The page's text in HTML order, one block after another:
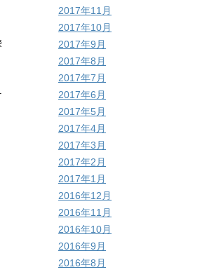
2017年11月
2017年10月
2017年9月
2017年8月
2017年7月
2017年6月
2017年5月
2017年4月
2017年3月
2017年2月
2017年1月
2016年12月
2016年11月
2016年10月
2016年9月
2016年8月